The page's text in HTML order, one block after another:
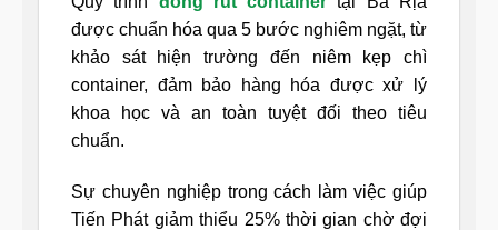
được chuẩn hóa qua 5 bước nghiêm ngặt, từ
khảo sát hiện trường đến niêm kẹp chì
container, đảm bảo hàng hóa được xử lý
khoa học và an toàn tuyệt đối theo tiêu
chuẩn.
Sự chuyên nghiệp trong cách làm việc giúp
Tiến Phát giảm thiểu 25% thời gian chờ đợi